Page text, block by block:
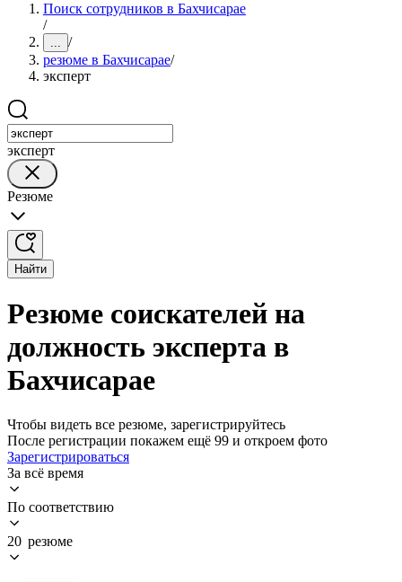
Поиск сотрудников в Бахчисарае
/
... /
резюме в Бахчисарае/
эксперт
эксперт
Резюме
Найти
Резюме соискателей на
должность эксперта в
Бахчисарае
Чтобы видеть все резюме, зарегистрируйтесь
После регистрации покажем ещё 99 и откроем фото
Зарегистрироваться
За всё время
По соответствию
20 резюме